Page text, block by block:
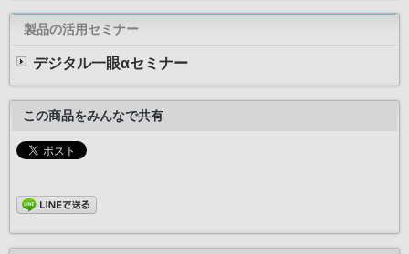
製品の活用セミナー
デジタル一眼αセミナー
この商品をみんなで共有